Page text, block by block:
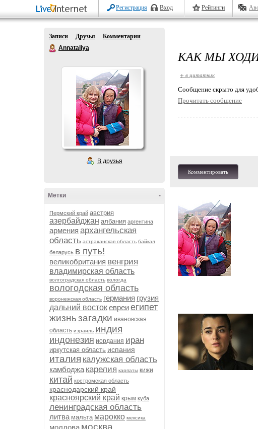
Регистрация Вход Рейтинги
Записи Друзья
Комментарии
Annataliya
В друзья
-
Метки
Пермский край австрия
азербайджан албания аргентина
армения архангельская
область астраханская область байкал
беларусь в путь!
великобритания венгрия
владимирская область
волгоградская область вологда
вологодская область
воронежская область германия грузия
дальний востокевреиегипет
жизньзагадки ивановская
область израиль индия
индонезия иордания иран
иркутская область испания
италия калужская область
камбоджа карелия карпаты кижи
китай костромская область
краснодарский край
красноярский край крым куба
ленинградская область
литва мальта марокко мексика
молдова москва
КАК МЫ
+ в цитатник
Cообщение скрыто для
Прочитать сообщение
Комментировать